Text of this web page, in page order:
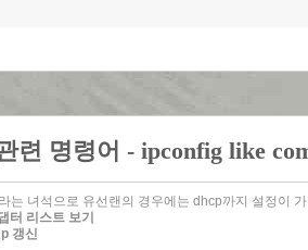
련 명령어 - ipconfig like
는 녀석으로 유선랜의 경우에는 dhcp까지 설정이
터 리스트 보기
갱신